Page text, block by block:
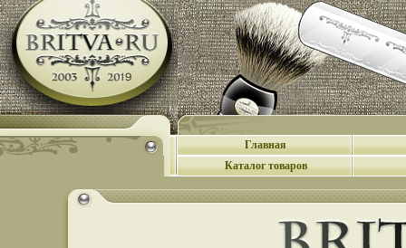
Главная
Каталог товаров